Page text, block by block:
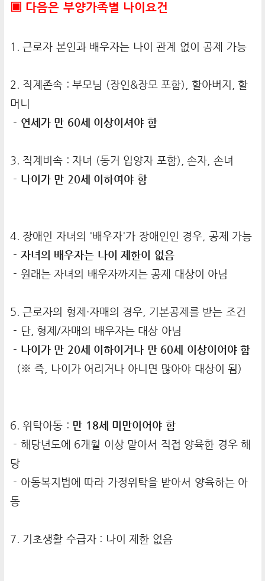
▣ 다음은 부양가족별 나이요건
1. 근로자 본인과 배우자는 나이 관계 없이 공제 가능
2. 직계존속 : 부모님 (장인&장모 포함), 할아버지, 할
머니
- 연세가 만 60세 이상이셔야 함
3. 직계비속 : 자녀 (동거 입양자 포함), 손자, 손녀
- 나이가 만 20세 이하여야 함
4. 장애인 자녀의 '배우자'가 장애인인 경우, 공제 가능
- 자녀의 배우자는 나이 제한이 없음
- 원래는 자녀의 배우자까지는 공제 대상이 아님
5. 근로자의 형제·자매의 경우, 기본공제를 받는 조건
- 단, 형제/자매의 배우자는 대상 아님
- 나이가 만 20세 이하이거나 만 60세 이상이어야 함
(※ 즉, 나이가 어리거나 아니면 많아야 대상이 됨)
6. 위탁아동 : 만 18세 미만이어야 함
- 해당년도에 6개월 이상 맡아서 직접 양육한 경우 해
당
- 아동복지법에 따라 가정위탁을 받아서 양육하는 아
동
7. 기초생활 수급자 : 나이 제한 없음